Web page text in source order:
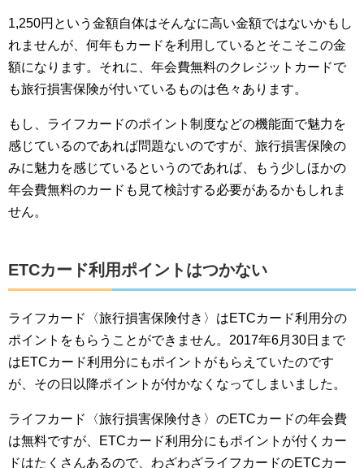
1,250円という金額自体はそんなに高い金額ではないかもし
れませんが、何年もカードを利用しているとそこそこの金
額になります。それに、年会費無料のクレジットカードで
も旅行損害保険が付いているものは色々あります。
もし、ライフカードのポイント制度などの機能面で魅力を
感じているのであれば問題ないのですが、旅行損害保険の
みに魅力を感じているというのであれば、もう少しほかの
年会費無料のカードも見て検討する必要があるかもしれま
せん。
ETCカード利用ポイントはつかない
ライフカード〈旅行損害保険付き〉はETCカード利用分の
ポイントをもらうことができません。2017年6月30日まで
はETCカード利用分にもポイントがもらえていたのです
が、その日以降ポイントが付かなくなってしまいました。
ライフカード〈旅行損害保険付き〉のETCカードの年会費
は無料ですが、ETCカード利用分にもポイントが付くカー
ドはたくさんあるので、わざわざライフカードのETCカー